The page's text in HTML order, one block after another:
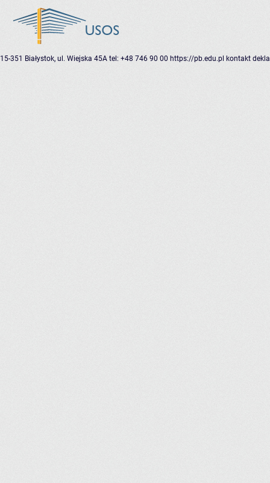
15-351 Białystok, ul. Wiejska 45A tel: +48 746 90 00 https://pb.edu.pl kontakt